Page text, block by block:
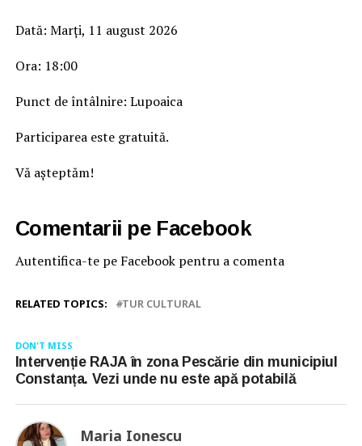
Dată: Marți, 11 august 2026
Ora: 18:00
Punct de întâlnire: Lupoaica
Participarea este gratuită.
Vă așteptăm!
Comentarii pe Facebook
Autentifica-te pe Facebook pentru a comenta
RELATED TOPICS: TUR CULTURAL
DON'T MISS
Intervenție RAJA în zona Pescărie din municipiul
Constanța. Vezi unde nu este apă potabilă
Maria Ionescu